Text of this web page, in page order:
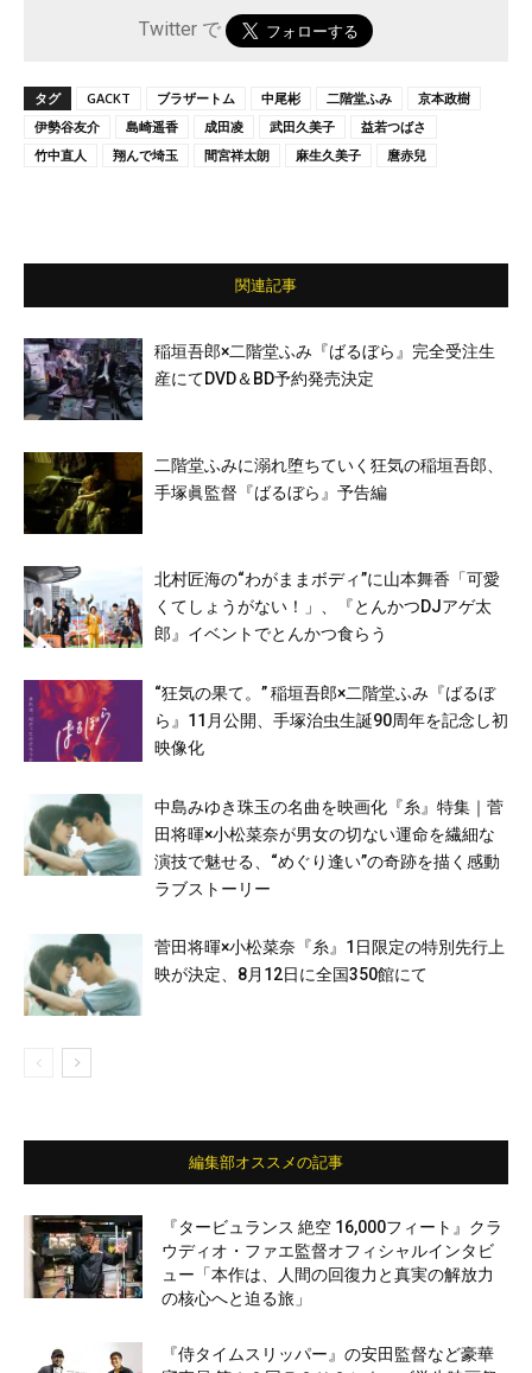
Twitter で
タグ GACKT ブラザートム 中尾彬 二階堂ふみ
京本政樹
伊勢谷友介
島崎遥香 成田凌 武田久美子
益若つばさ
竹中直人
翔んで埼玉 間宮祥太朗 麻生久美子 麿赤兒
関連記事
稲垣吾郎×二階堂ふみ『ばるぼら』完全受注生
産にてDVD＆BD予約発売決定
二階堂ふみに溺れ堕ちていく狂気の稲垣吾郎、
手塚眞監督『ばるぼら』予告編
北村匠海の“わがままボディ”に山本舞香「可愛
くてしょうがない！」、『とんかつDJアゲ太
郎』イベントでとんかつ食らう
“狂気の果て。” 稲垣吾郎×二階堂ふみ『ばるぼ
ら』11月公開、手塚治虫生誕90周年を記念し初
映像化
中島みゆき珠玉の名曲を映画化『糸』特集｜菅
田将暉×小松菜奈が男女の切ない運命を繊細な
演技で魅せる、“めぐり逢い”の奇跡を描く感動
ラブストーリー
菅田将暉×小松菜奈『糸』1日限定の特別先行上
映が決定、8月12日に全国350館にて
編集部オススメの記事
『タービュランス 絶空 16,000フィート』クラ
ウディオ・ファエ監督オフィシャルインタビ
ュー「本作は、人間の回復力と真実の解放力
の核心へと迫る旅」
『侍タイムスリッパー』の安田監督など豪華